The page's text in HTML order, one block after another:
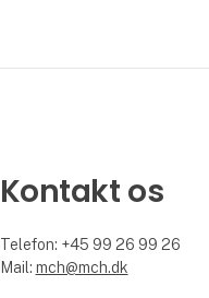
Kontakt os
Telefon: +45 99 26 99 26
Mail: mch@mch.dk